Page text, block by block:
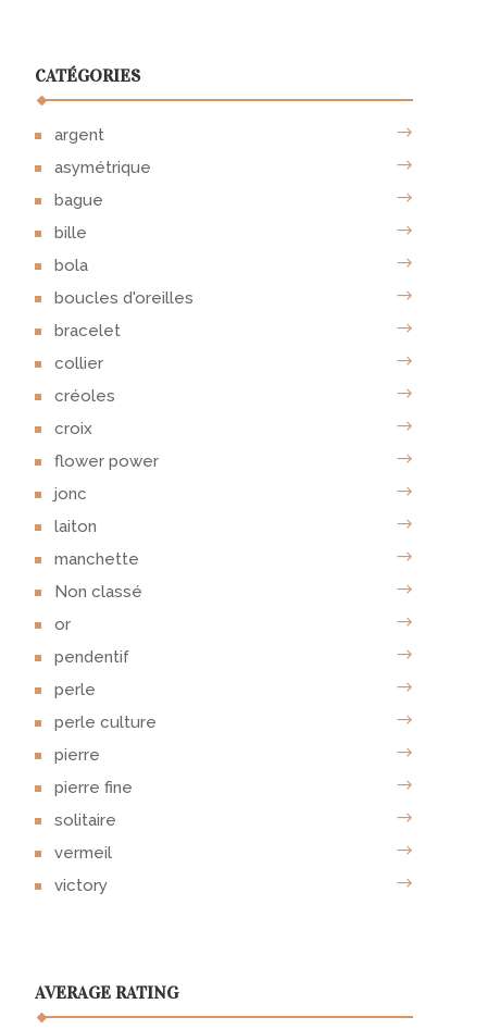
CATÉGORIES
argent
asymétrique
bague
bille
bola
boucles d'oreilles
bracelet
collier
créoles
croix
flower power
jonc
laiton
manchette
Non classé
or
pendentif
perle
perle culture
pierre
pierre fine
solitaire
vermeil
victory
AVERAGE RATING